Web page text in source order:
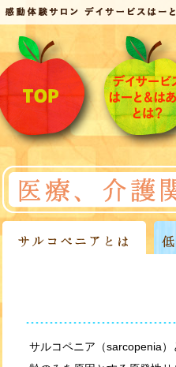
サルコペニア（sarcopenia